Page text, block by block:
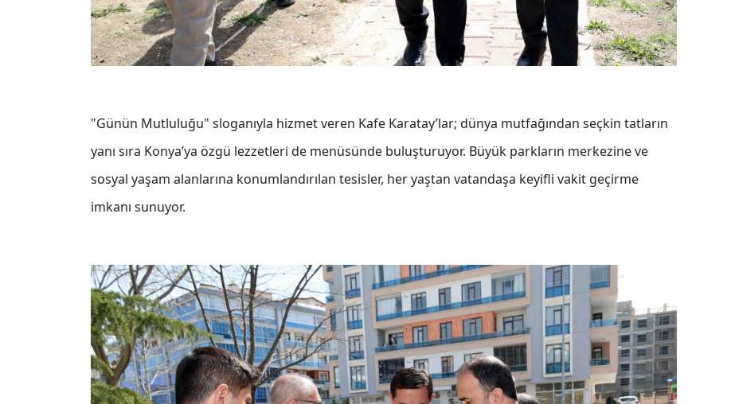
"Günün Mutluluğu" sloganıyla hizmet veren Kafe Karatay’lar; dünya mutfağından seçkin tatların
yanı sıra Konya’ya özgü lezzetleri de menüsünde buluşturuyor. Büyük parkların merkezine ve
sosyal yaşam alanlarına konumlandırılan tesisler, her yaştan vatandaşa keyifli vakit geçirme
imkanı sunuyor.